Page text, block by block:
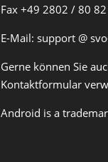
Fax +49 2802 / 80
E-Mail: support @
Gerne können Sie
Kontaktformular
Android is a